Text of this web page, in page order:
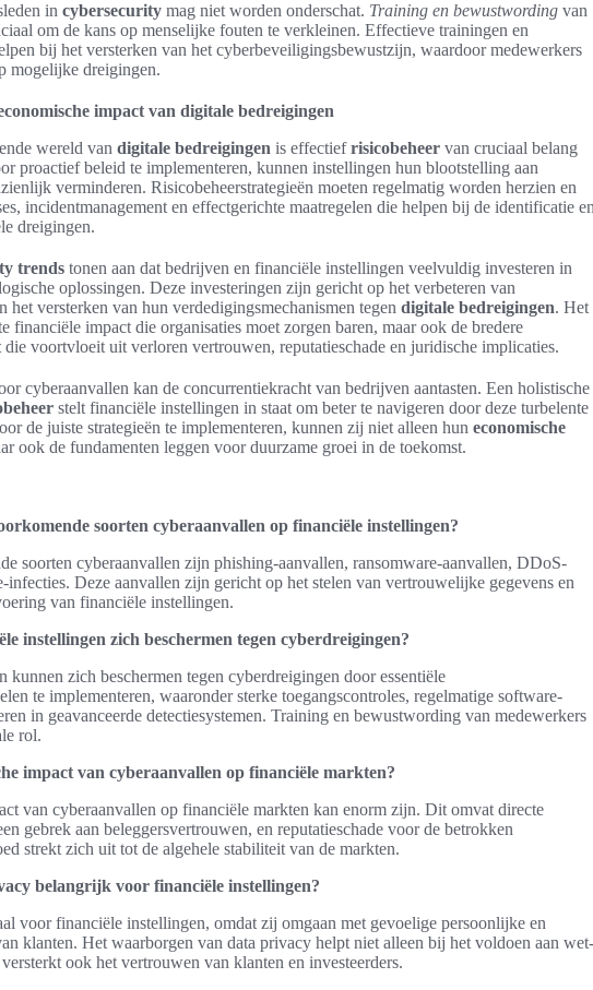
in cybersecurity mag niet worden onderschat. Training en bewustwording van
om de kans op menselijke fouten te verkleinen. Effectieve trainingen en
bij het versterken van het cyberbeveiligingsbewustzijn, waardoor medewerkers
mogelijke dreigingen.
impact van digitale bedreigingen
wereld van digitale bedreigingen is effectiefrisicobeheer van cruciaal belang
proactief beleid te implementeren, kunnen instellingen hun blootstelling aan
verminderen. Risicobeheerstrategieën moeten regelmatig worden herzien en
incidentmanagement en effectgerichte maatregelen die helpen bij de identificatie en
dreigingen.
trends tonen aan dat bedrijven en financiële instellingen veelvuldig investeren in
oplossingen. Deze investeringen zijn gericht op het verbeteren van
het versterken van hun verdedigingsmechanismen tegen digitale bedreigingen. Het
financiële impact die organisaties moet zorgen baren, maar ook de bredere
die voortvloeit uit verloren vertrouwen, reputatieschade en juridische implicaties.
cyberaanvallen kan de concurrentiekracht van bedrijven aantasten. Een holistische
stelt financiële instellingen in staat om beter te navigeren door deze turbelente
de juiste strategieën te implementeren, kunnen zij niet alleen hun economische
ook de fundamenten leggen voor duurzame groei in de toekomst.
soorten cyberaanvallen op financiële instellingen?
soorten cyberaanvallen zijn phishing-aanvallen, ransomware-aanvallen, DDoS-
infecties. Deze aanvallen zijn gericht op het stelen van vertrouwelijke gegevens en
van financiële instellingen.
instellingen zich beschermen tegen cyberdreigingen?
kunnen zich beschermen tegen cyberdreigingen door essentiële
te implementeren, waaronder sterke toegangscontroles, regelmatige software-
in geavanceerde detectiesystemen. Training en bewustwording van medewerkers
rol.
impact van cyberaanvallen op financiële markten?
van cyberaanvallen op financiële markten kan enorm zijn. Dit omvat directe
gebrek aan beleggersvertrouwen, en reputatieschade voor de betrokken
strekt zich uit tot de algehele stabiliteit van de markten.
belangrijk voor financiële instellingen?
voor financiële instellingen, omdat zij omgaan met gevoelige persoonlijke en
klanten. Het waarborgen van data privacy helpt niet alleen bij het voldoen aan wet-
ook het vertrouwen van klanten en investeerders.